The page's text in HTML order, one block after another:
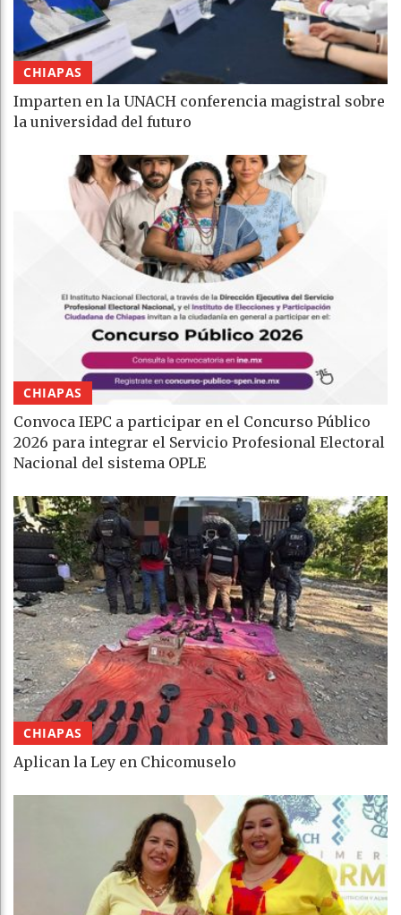
CHIAPAS
Imparten en la UNACH conferencia magistral sobre
la universidad del futuro
CHIAPAS
Convoca IEPC a participar en el Concurso Público
2026 para integrar el Servicio Profesional Electoral
Nacional del sistema OPLE
CHIAPAS
Aplican la Ley en Chicomuselo